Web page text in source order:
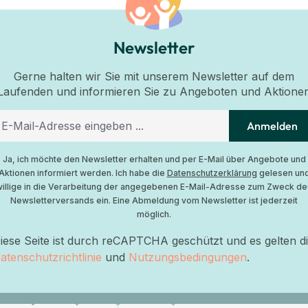
Newsletter
Gerne halten wir Sie mit unserem Newsletter auf dem
und informieren Sie zu Angeboten und
Anmelden
Ja, ich möchte den Newsletter erhalten und per E-Mail über Angebote und
informiert werden. Ich habe die Datenschutzerklärung gelesen
in die Verarbeitung der angegebenen E-Mail-Adresse zum Zweck
Newsletterversands ein. Eine Abmeldung vom Newsletter ist jederzeit
möglich.
Seite ist durch reCAPTCHA geschützt und es gelten
und Nutzungsbedingungen.